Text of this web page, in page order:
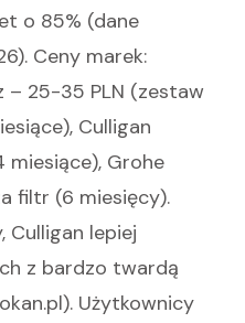
o 85% (dane
Ceny marek:
– 25-35 PLN (zestaw
Culligan
Grohe
filtr (6 miesięcy).
Culligan lepiej
z bardzo twardą
Użytkownicy